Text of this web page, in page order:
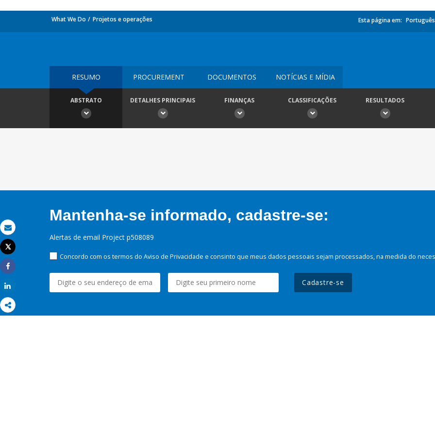
Email
Imprimir
Tweet
Share
What We Do Projetos e operações Esta página em: Português
RESUMO PROCUREMENT DOCUMENTOS NOTÍCIAS E MÍDIA
ABSTRATO DETALHES PRINCIPAIS FINANÇAS CLASSIFICAÇÕES RESULTADOS
Mantenha-se informado, cadastre-se:
Alertas de email Project p508089
Concordo com os termos do Aviso de Privacidade e consinto que meus dados pessoais sejam processados, na medida do
Cadastre-se